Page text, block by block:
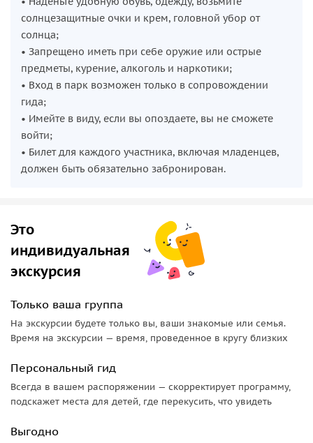
солнцезащитные очки и крем, головной убор от
солнца;
• Запрещено иметь при себе оружие или острые
предметы, курение, алкоголь и наркотики;
• Вход в парк возможен только в сопровождении
гида;
• Имейте в виду, если вы опоздаете, вы не сможете
войти;
• Билет для каждого участника, включая младенцев,
должен быть обязательно забронирован.
Это
индивидуальная
экскурсия
Только ваша группа
На экскурсии будете только вы, ваши знакомые или семья.
Время на экскурсии — время, проведенное в кругу близких
Персональный гид
Всегда в вашем распоряжении — скорректирует программу,
подскажет места для детей, где перекусить, что увидеть
Выгодно